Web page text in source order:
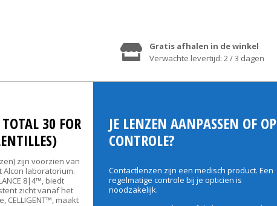
Gratis afhalen in de winkel
Verwachte levertijd: 2 / 3 dagen
30 FOR
zijn voorzien van
laboratorium.
8|4™, biedt
zicht vanaf het
CELLIGENT™, maakt
JE LENZEN AANPASSEN OF OP
CONTROLE?
Contactlenzen zijn een medisch product. Een
regelmatige controle bij je opticien is
noodzakelijk.